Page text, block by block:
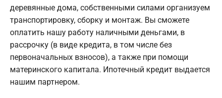
деревянные дома, собственными силами организуем
транспортировку, сборку и монтаж. Вы сможете
оплатить нашу работу наличными деньгами, в
рассрочку (в виде кредита, в том числе без
первоначальных взносов), а также при помощи
материнского капитала. Ипотечный кредит выдается
нашим партнером.